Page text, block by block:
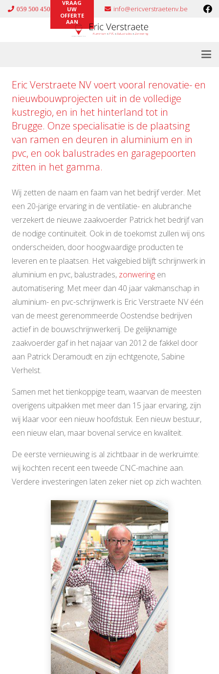
059 500 450
VRAAG
UW
OFFERTE
AAN
info@ericverstraetenv.be
Eric Verstraete NV voert vooral renovatie- en
nieuwbouwprojecten uit in de volledige
kustregio, en in het hinterland tot in
Brugge. Onze specialisatie is de plaatsing
van ramen en deuren in aluminium en in
pvc, en ook balustrades en garagepoorten
zitten in het gamma.
Wij zetten de naam en faam van het bedrijf verder. Met
een 20-jarige ervaring in de ventilatie- en alubranche
verzekert de nieuwe zaakvoerder Patrick het bedrijf van
de nodige continuïteit. Ook in de toekomst zullen wij ons
onderscheiden, door hoogwaardige producten te
leveren en te plaatsen. Het vakgebied blijft schrijnwerk in
aluminium en pvc, balustrades, zonwering en
automatisering. Met meer dan 40 jaar vakmanschap in
aluminium- en pvc-schrijnwerk is Eric Verstraete NV één
van de meest gerenommeerde Oostendse bedrijven
actief in de bouwschrijnwerkerij. De gelijknamige
zaakvoerder gaf in het najaar van 2012 de fakkel door
aan Patrick Deramoudt en zijn echtgenote, Sabine
Verhelst.
Samen met het tienkoppige team, waarvan de meesten
overigens uitpakken met meer dan 15 jaar ervaring, zijn
wij klaar voor een nieuw hoofdstuk. Een nieuw bestuur,
een nieuw elan, maar bovenal service en kwaliteit.
De eerste vernieuwing is al zichtbaar in de werkruimte:
wij kochten recent een tweede CNC-machine aan.
Verdere investeringen laten zeker niet op zich wachten.